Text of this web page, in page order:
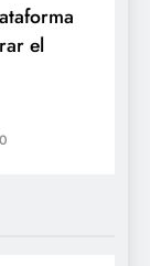
el
0